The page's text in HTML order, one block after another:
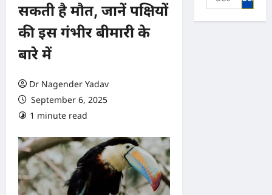
सकती है मौत, जानें पक्षियों
की इस गंभीर बीमारी के
बारे में
Dr Nagender Yadav
September 6, 2025
1 minute read
for: